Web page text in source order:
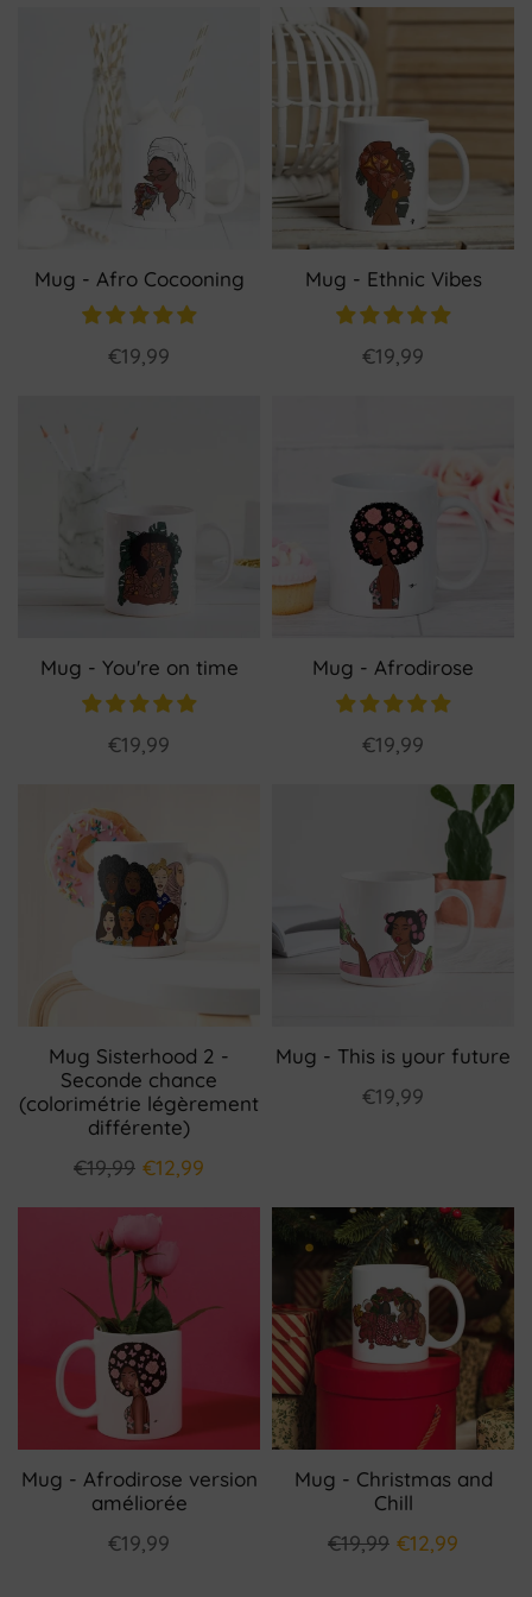
Mug - Afro Cocooning
€19,99
Mug - Ethnic Vibes
€19,99
Mug - You're on time
€19,99
Mug - Afrodirose
€19,99
Mug Sisterhood 2 -
Seconde chance
(colorimétrie légèrement
différente)
€19,99 €12,99
Mug - This is your future
€19,99
Mug - Afrodirose version
améliorée
€19,99
Mug - Christmas and
Chill
€19,99 €12,99